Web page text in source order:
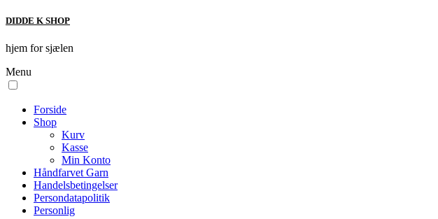
DIDDE K SHOP
hjem for sjælen
Menu
Forside
Shop
Kurv
Kasse
Min Konto
Håndfarvet Garn
Handelsbetingelser
Persondatapolitik
Personlig